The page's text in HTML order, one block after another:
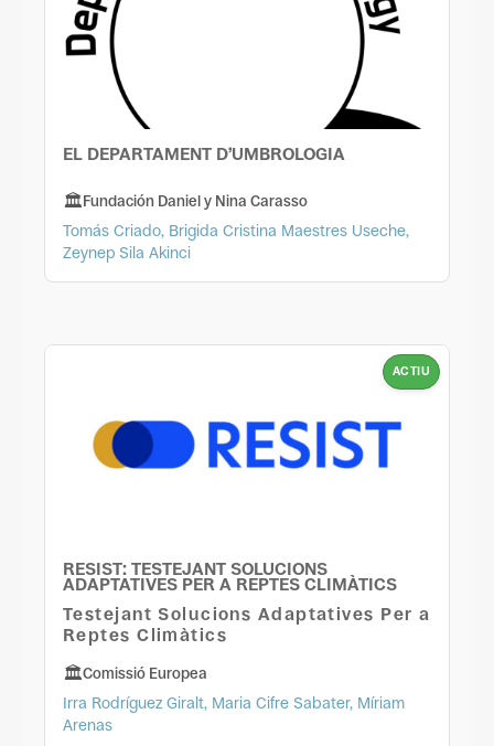
EL DEPARTAMENT D’UMBROLOGIA
Fundación Daniel y Nina Carasso
Tomás Criado, Brigida Cristina Maestres Useche,
Zeynep Sila Akinci
RESIST: TESTEJANT SOLUCIONS
ADAPTATIVES PER A REPTES CLIMÀTICS
Testejant Solucions Adaptatives Per a
Reptes Climàtics
Comissió Europea
Irra Rodríguez Giralt, Maria Cifre Sabater, Míriam
Arenas
ACTIU